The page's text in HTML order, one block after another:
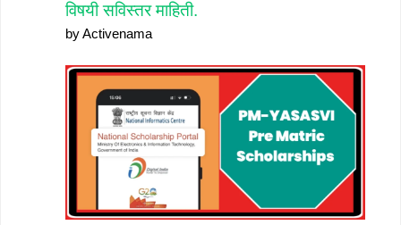
विषयी सविस्तर माहिती.
by Activenama